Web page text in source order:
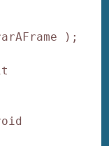
);